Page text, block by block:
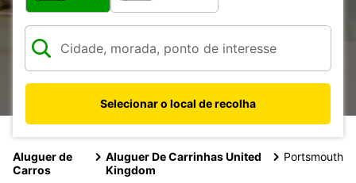
Selecionar o local de recolha
Aluguer de
Carros
Aluguer De Carrinhas United
Kingdom
Portsmouth